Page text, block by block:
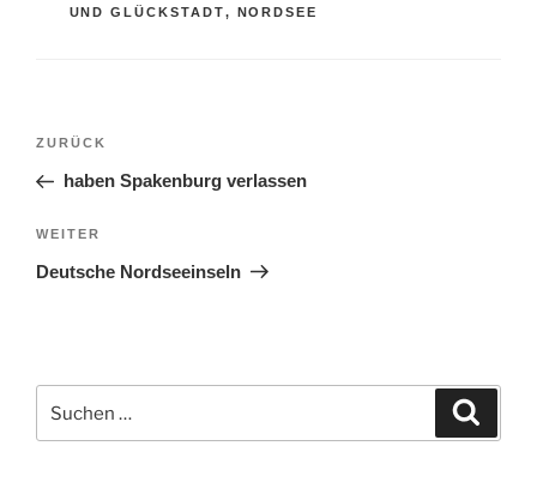
UND GLÜCKSTADT, NORDSEE
Beitragsnavigation
Vorheriger
Beitrag
ZURÜCK
haben Spakenburg verlassen
Nächster
Beitrag
WEITER
Deutsche Nordseeinseln
nach: